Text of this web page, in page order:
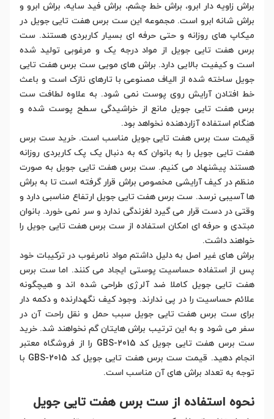
براش زاویه دار ابرو، براش خط چشم، براش فید سایه، براش ابرو و
براش شانه ابرو است. مجموعه این ست برس هفت تایی جویل در
میکاپ های روزانه و حتی حرفه ای بسیار کاربردی هستند. ست
برس هفت تایی جویل از مواد درجه یک و مرغوبی تولید شده
است و کیفیت بالایی دارد. براش های مویی ست برس هفت تایی
جویل ساخته شده از الیاف مصنوعی با تارهای نازک است و باعث
خط افتادن آرایش روی پوست نمی شود. به علاوه لطافت ست
برس هفت تایی جویل مانع از خراشیدگی سطح پوست شده و
هنگام استفاده آزاردهنده نخواهد بود.
قیمت ست برس هفت تایی جویل مناسب است. خرید ست برس
هفت تایی جویل را به بانوان که به دنبال یک پک کاربردی روزانه
هستند پیشنهاد می کنیم. ست برس هفت تایی جویل به صورت
منظم در کیف آرایشی مخصوص براش قرار گرفته است تا به براش
ها آسیبی نرسد. ست برس هفت تایی جویل ارتفاع مناسبی دارد و
وقتی در دست قرار می گیرد لغزندگی ندارد و سر نمی خورد. بانوان
مبتدی و حرفه ای امکان استفاده از ست برس هفت تایی جویل را
خواهند داشت.
براش های غیر اصل به دلیل داشتم مواد نامرغوب در ترکیبات خود
پس از استفاده حساسیت پوستی ایجاد می کنند. اما ست برس
هفت تایی جویل کاملا ضد آلرژی طراحی شده اند و هیچگونه
علائم حساسیت را در پی ندارند. وجود کیف نگهدارنده و دکمه دار
برای ست برس هفت تایی جویل سبب حمل و نقل راحت آن در
سفر می شود و به این ترتیب براش هایتان گم نخواهند شد. خرید
ست برس هفت تایی جویل کد GBS-2015 را از فروشگاه معتبر
انجام دهید. قیمت ست برس هفت تایی جویل کد GBS-2015 با
توجه به تعداد براش های آن مناسب است.
نحوه استفاده از ست برس هفت تایی جویل